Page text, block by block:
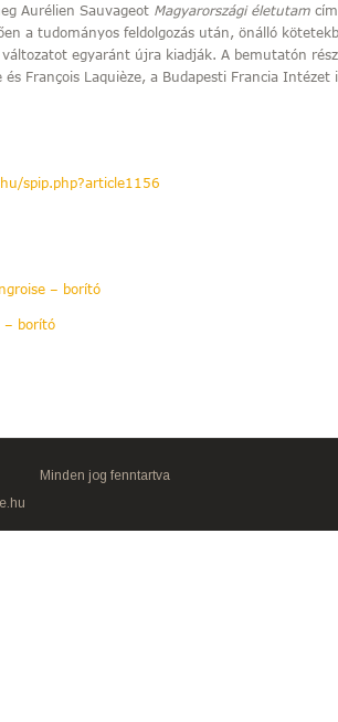
Aurélien Sauvageot Magyarországi életutam
a tudományos feldolgozás után, önálló
egyaránt újra kiadják. A bemutatón
és François Laquièze, a Budapesti Francia Intézet
spip.php?article1156
– borító
– borító
Minden jog fenntartva